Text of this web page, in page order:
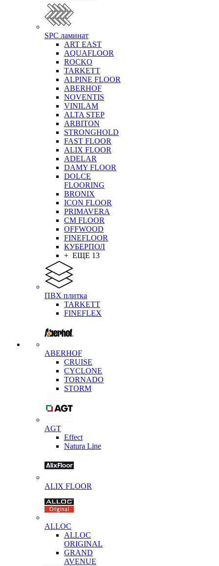
SPC ламинат
ART EAST
AQUAFLOOR
ROCKO
TARKETT
ALPINE FLOOR
ABERHOF
NOVENTIS
VINILAM
ALTA STEP
ARBITON
STRONGHOLD
FAST FLOOR
ALIX FLOOR
ADELAR
DAMY FLOOR
DOLCE
FLOORING
BRONIX
ICON FLOOR
PRIMAVERA
CM FLOOR
OFFWOOD
FINEFLOOR
КУБЕРПОЛ
+ ЕЩЕ 13
ПВХ плитка
TARKETT
FINEFLEX
ABERHOF
CRUISE
CYCLONE
TORNADO
STORM
AGT
Effect
Natura Line
ALIX FLOOR
ALLOC
ALLOC
ORIGINAL
GRAND
AVENUE